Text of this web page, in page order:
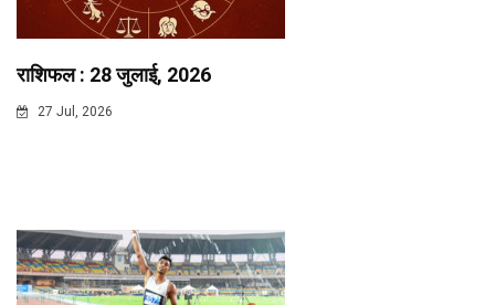
राशिफल : 28 जुलाई, 2026
27 Jul, 2026